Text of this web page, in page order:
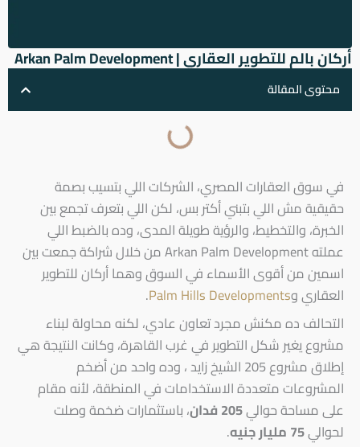
أركان بالم للتطوير العقاري | Arkan Palm Development
محتوى المقالة
في سوق العقارات المصري، الشركات اللي بتسيب بصمة
حقيقية مش اللي بتبني أكتر بس، لكن اللي بتعرف تجمع بين
الخبرة، والتخطيط، والرؤية طويلة المدى، وده بالضبط اللي
عملته Arkan Palm Development من خلال شراكة جمعت بين
اسمين من أقوى الأسماء في السوق وهما أركان للتطوير
العقاري وPalm Hills Developments
.
التحالف ده مكنش مجرد تعاون عادي، لكنه محاولة لبناء
مشروع يغير شكل التطوير في غرب القاهرة، وكانت النتيجة هي
إطلاق مشروع 205 الشيخ زايد ، وده واحد من أضخم
المشروعات متعددة الاستخدامات في المنطقة، لأنه مقام
على مساحة حوالي
، باستثمارات ضخمة وصلت
لحوالي
.